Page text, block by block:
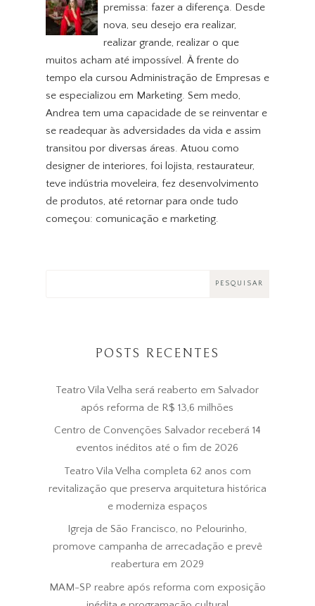
premissa: fazer a diferença. Desde
nova, seu desejo era realizar,
realizar grande, realizar o que
muitos acham até impossível. À frente do
tempo ela cursou Administração de Empresas e
se especializou em Marketing. Sem medo,
Andrea tem uma capacidade de se reinventar e
se readequar às adversidades da vida e assim
transitou por diversas áreas. Atuou como
designer de interiores, foi lojista, restaurateur,
teve indústria moveleira, fez desenvolvimento
de produtos, até retornar para onde tudo
começou: comunicação e marketing.
POSTS RECENTES
Teatro Vila Velha será reaberto em Salvador
após reforma de R$ 13,6 milhões
Centro de Convenções Salvador receberá 14
eventos inéditos até o fim de 2026
Teatro Vila Velha completa 62 anos com
revitalização que preserva arquitetura histórica
e moderniza espaços
Igreja de São Francisco, no Pelourinho,
promove campanha de arrecadação e prevê
reabertura em 2029
MAM-SP reabre após reforma com exposição